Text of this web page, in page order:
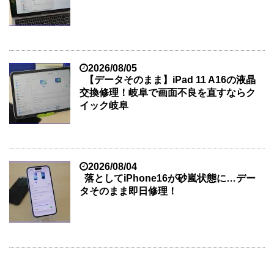
2026/08/05
【データそのまま】iPad 11 A16の液晶
交換修理！岐阜で画面不良を直すならク
イック岐阜
2026/08/04
落としてiPhone16が砂嵐状態に…デー
タそのまま即日修理！